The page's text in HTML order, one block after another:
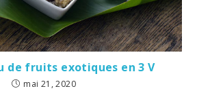
de fruits exotiques en 3 V
mai 21, 2020